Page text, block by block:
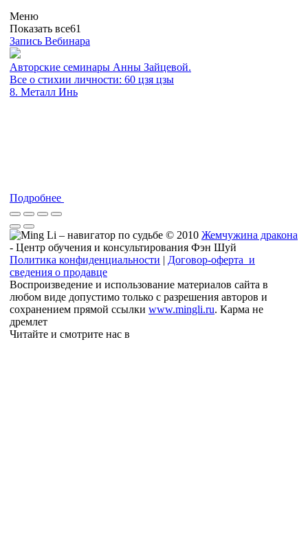
Меню
Показать все61
Запись Вебинара
Авторские семинары Анны Зайцевой.
Все о стихии личности: 60 цзя цзы
8. Металл Инь
Подробнее
© 2010 Жемчужина дракона
- Центр обучения и консультирования Фэн Шуй
Политика конфиденциальности | Договор-оферта и
сведения о продавце
Воспроизведение и использование материалов сайта в
любом виде допустимо только с разрешения авторов и
сохранением прямой ссылки www.mingli.ru. Карма не
дремлет
Читайте и смотрите нас в